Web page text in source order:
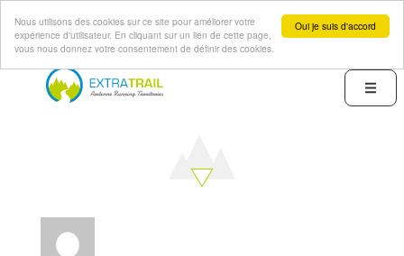
Oui je suis d'accord
Nous utilisons des cookies sur ce site pour améliorer votre
expérience d'utilisateur. En cliquant sur un lien de cette page,
vous nous donnez votre consentement de définir des cookies.
Aller
Menu